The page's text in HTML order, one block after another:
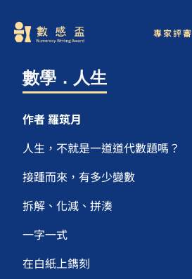
專家評審
數學．人生
作者 羅筑月
人生，不就是一道道代數題嗎？
接踵而來，有多少變數
拆解、化減、拼湊
一字一式
在白紙上鐫刻